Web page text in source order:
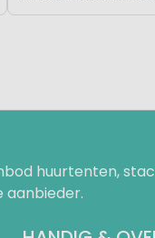
huurtenten,
aanbieder.